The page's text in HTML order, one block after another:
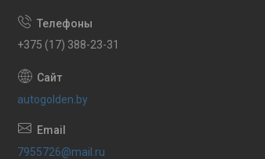
+375 (17) 388-23-31
autogolden.by
7955726@mail.ru